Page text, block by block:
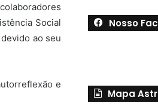
Social
ao seu
e
Nosso
Mapa